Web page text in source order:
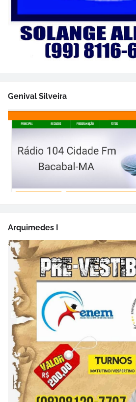
Genival Silveira
Arquimedes I